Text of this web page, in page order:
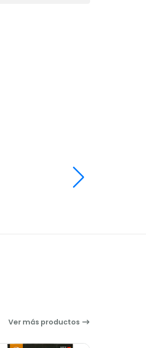
Ver más productos